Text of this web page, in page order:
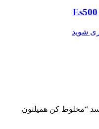
شوید
“مخلوط کن همیلتون